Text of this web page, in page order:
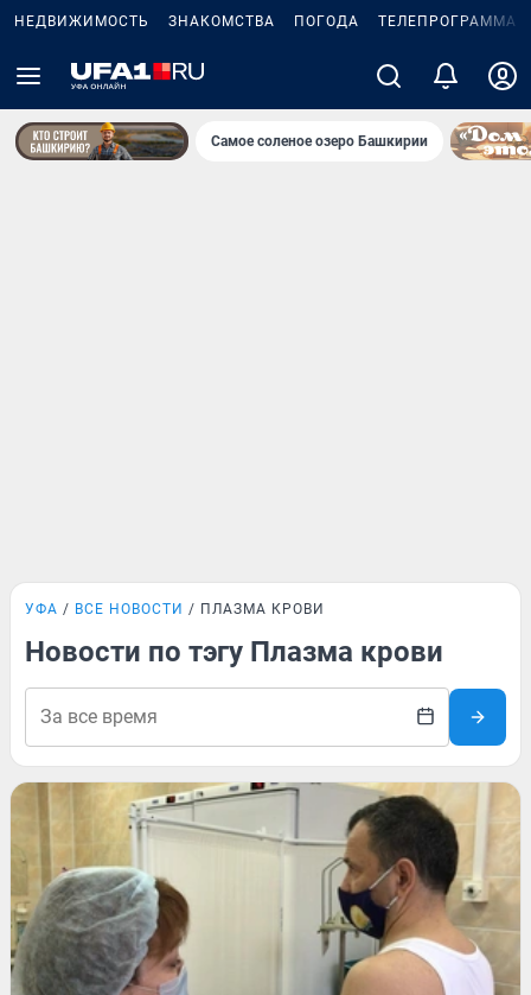
НЕДВИЖИМОСТЬ ЗНАКОМСТВА ПОГОДА ТЕЛЕПРОГРАММА
Самое соленое озеро Башкирии
УФА ВСЕ НОВОСТИ ПЛАЗМА КРОВИ
Новости по тэгу Плазма крови